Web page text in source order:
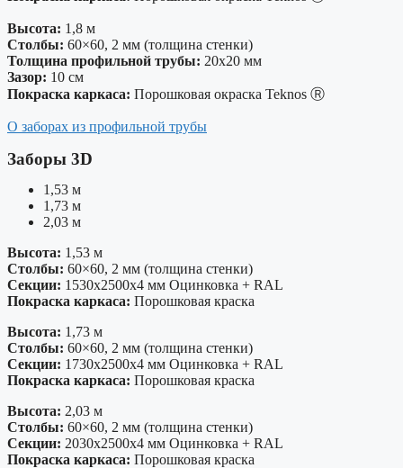
Высота: 1,8 м
Столбы: 60×60, 2 мм (толщина стенки)
Толщина профильной трубы: 20х20 мм
Зазор: 10 см
Покраска каркаса: Порошковая окраска Teknos Ⓡ
О заборах из профильной трубы
Заборы 3D
1,53 м
1,73 м
2,03 м
Высота: 1,53 м
Столбы: 60×60, 2 мм (толщина стенки)
Секции: 1530x2500x4 мм Оцинковка + RAL
Покраска каркаса: Порошковая краска
Высота: 1,73 м
Столбы: 60×60, 2 мм (толщина стенки)
Секции: 1730x2500x4 мм Оцинковка + RAL
Покраска каркаса: Порошковая краска
Высота: 2,03 м
Столбы: 60×60, 2 мм (толщина стенки)
Секции: 2030x2500x4 мм Оцинковка + RAL
Покраска каркаса: Порошковая краска